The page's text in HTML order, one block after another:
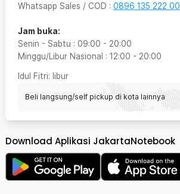
Whatsapp Sales / COD : 0896 135 222 00
Jam buka:
Senin - Sabtu : 09:00 - 20:00
Minggu/Libur Nasional : 12:00 - 20:00
Idul Fitri: libur
Beli langsung/self pickup di kota lainnya
Download Aplikasi JakartaNotebook